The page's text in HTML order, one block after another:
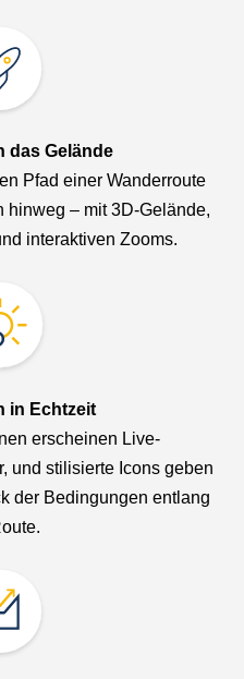
das Gelände
Pfad einer Wanderroute
hinweg – mit 3D-Gelände,
interaktiven Zooms.
in Echtzeit
erscheinen Live-
und stilisierte Icons geben
der Bedingungen entlang